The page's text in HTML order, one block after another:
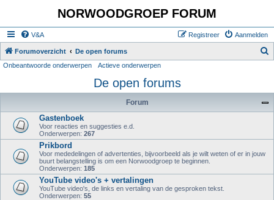
NORWOODGROEP FORUM
V&A Aanmelden
Registreer
Forumoverzicht De open forums
k
Onbeantwoorde onderwerpen Actieve onderwerpen
De open forums
Forum
Gastenboek
Voor reacties en suggesties e.d.
Onderwerpen: 267
Prikbord
Voor mededelingen of advertenties, bijvoorbeeld als je wilt weten of er in jouw
buurt belangstelling is om een Norwoodgroep te beginnen.
Onderwerpen: 185
YouTube video's + vertalingen
YouTube video's, de links en vertaling van de gesproken tekst.
Onderwerpen: 55